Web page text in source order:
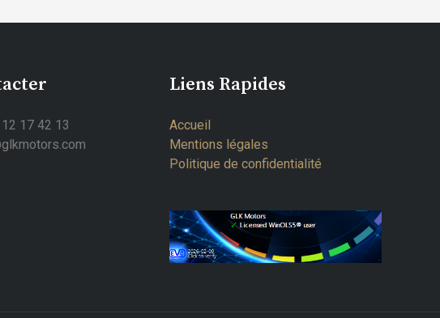
17 42 13
Liens Rapides
Accueil
Mentions légales
Politique de confidentialité